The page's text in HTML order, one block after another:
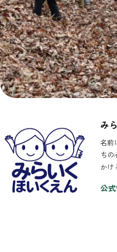
み
名前
ち
かけ
公